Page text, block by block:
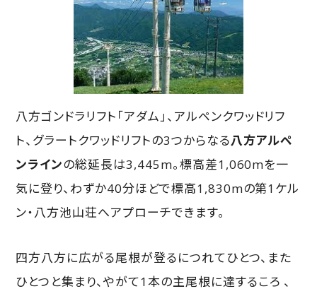
八方ゴンドラリフト「アダム」、アルペンクワッドリフ
ト、グラートクワッドリフトの3つからなる八方アルペ
ンラインの総延長は3,445m。標高差1,060mを一
気に登り、わずか40分ほどで標高1,830mの第1ケル
ン・八方池山荘へアプローチできます。
四方八方に広がる尾根が登るにつれてひとつ、また
ひとつと集まり、やがて1本の主尾根に達するころ 、